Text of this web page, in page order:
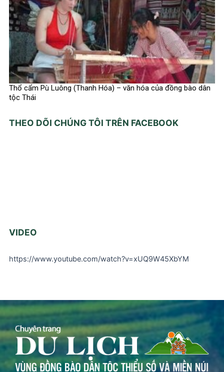
Thổ cẩm Pù Luông (Thanh Hóa) – văn hóa của đồng bào dân
tộc Thái
THEO DÕI CHÚNG TÔI TRÊN FACEBOOK
VIDEO
https://www.youtube.com/watch?v=xUQ9W45XbYM